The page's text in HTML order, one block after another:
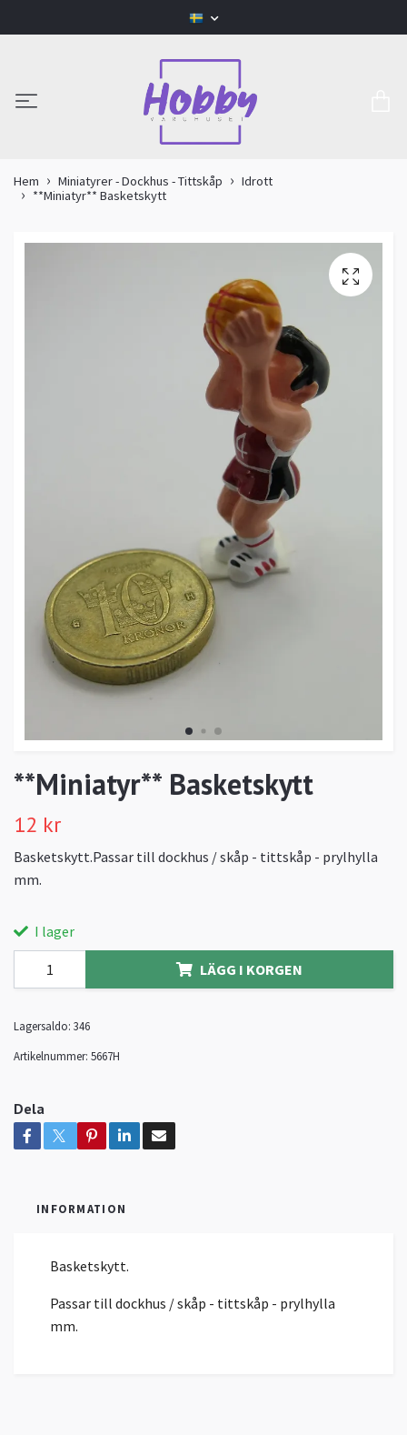
Hem Miniatyrer - Dockhus - Tittskåp
Idrott
**Miniatyr** Basketskytt
**Miniatyr** Basketskytt
12 kr
Basketskytt.Passar till dockhus / skåp - tittskåp - prylhylla
mm.
I lager
LÄGG I KORGEN
Lagersaldo: 346
Artikelnummer: 5667H
Dela
INFORMATION
Basketskytt.
Passar till dockhus / skåp - tittskåp - prylhylla
mm.